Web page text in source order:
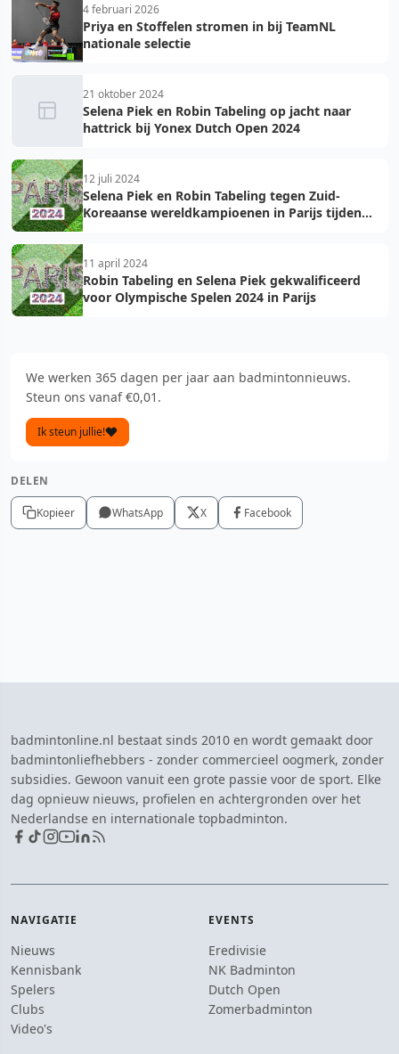
4 februari 2026
Priya en Stoffelen stromen in bij TeamNL
nationale selectie
21 oktober 2024
Selena Piek en Robin Tabeling op jacht naar
hattrick bij Yonex Dutch Open 2024
12 juli 2024
Selena Piek en Robin Tabeling tegen Zuid-
Koreaanse wereldkampioenen in Parijs tijden
11 april 2024
Robin Tabeling en Selena Piek gekwalificeerd
voor Olympische Spelen 2024 in Parijs
We werken 365 dagen per jaar aan badmintonnieuws.
Steun ons vanaf €0,01.
Ik steun jullie!
DELEN
Kopieer WhatsApp X Facebook
badmintonline.nl bestaat sinds 2010 en wordt gemaakt door
badmintonliefhebbers - zonder commercieel oogmerk, zonder
subsidies. Gewoon vanuit een grote passie voor de sport. Elke
dag opnieuw nieuws, profielen en achtergronden over het
Nederlandse en internationale topbadminton.
NAVIGATIE
Nieuws
Kennisbank
Spelers
Clubs
Video's
EVENTS
Eredivisie
NK Badminton
Dutch Open
Zomerbadminton